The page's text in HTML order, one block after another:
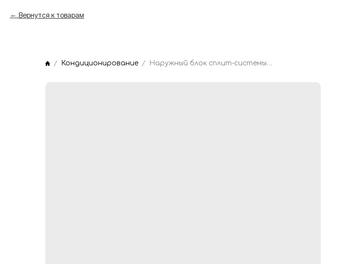
Вернутся к товарам
Кондиционирование Наружный блок сплит-системы Mitsubishi Electric MUZ-AP60VG